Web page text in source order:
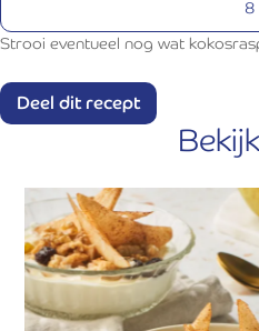
Strooi eventueel nog wat
Deel dit recept
Facebook
Pinterest
E-mail
Kopieer URL